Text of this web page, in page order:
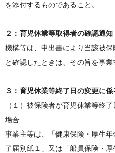
を添付するものであること。
２：育児休業等取得者の確認通知
機構等は、申出書により当該被
と確認したときは、その旨を事
３：育児休業等終了日の変更に係
（１）被保険者が育児休業等終
場合
事業主等は、「健康保険・厚生
了届別紙１」又は「船員保険・